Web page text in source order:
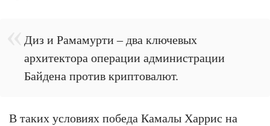
Диз и Рамамурти – два ключевых
архитектора операции администрации
Байдена против криптовалют.
В таких условиях победа Камалы Харрис на